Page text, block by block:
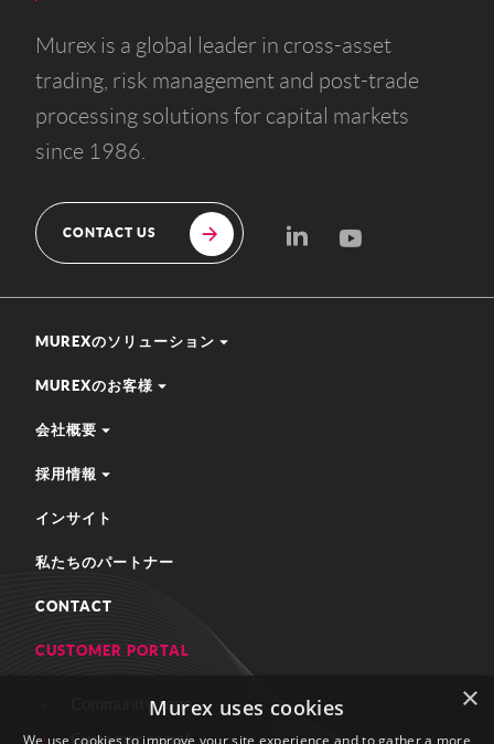
Murex is a global leader in cross-asset
trading, risk management and post-trade
processing solutions for capital markets
since 1986.
CONTACT US
MUREXのソリューション
MUREXのお客様
会社概要
採用情報
インサイト
私たちのパートナー
CONTACT
CUSTOMER PORTAL
Community zone
Customer portal
×
Murex uses cookies
We use cookies to improve your site experience and to gather a more